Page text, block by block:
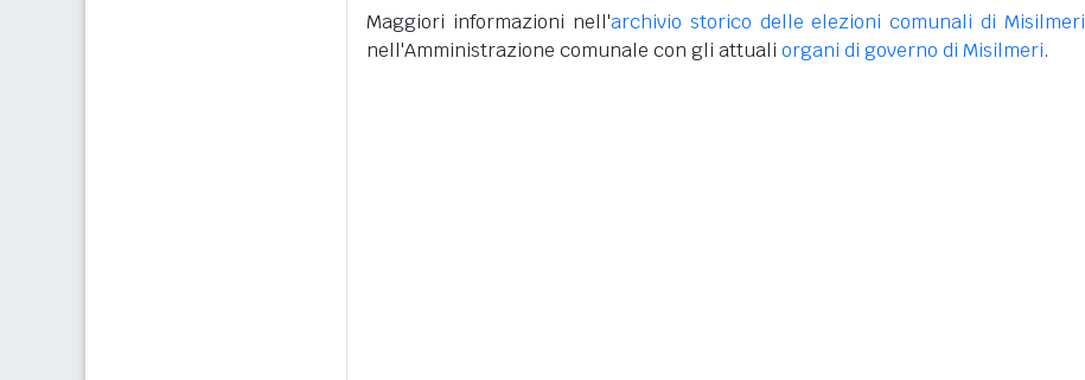
Maggiori informazioni nell'archivio storico delle elezioni comunali di Misilmeri
nell'Amministrazione comunale con gli attuali organi di governo di Misilmeri.